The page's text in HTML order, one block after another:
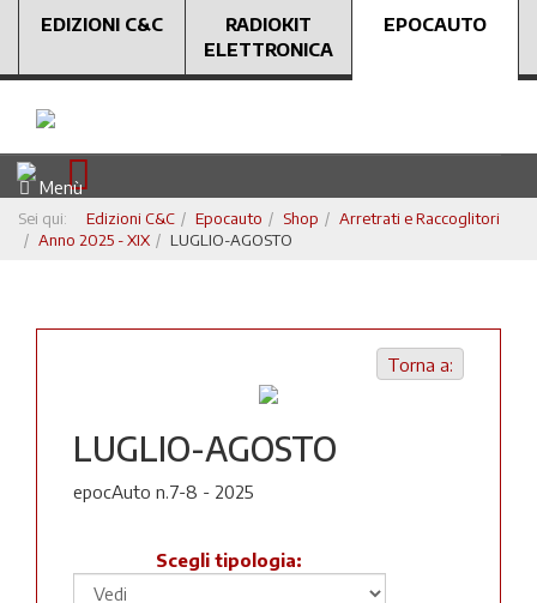
EDIZIONI C&C
RADIOKIT
ELETTRONICA
EPOCAUTO
Menù
Sei qui: Edizioni C&C Epocauto Shop
Arretrati e Raccoglitori
Anno 2025 - XIX
LUGLIO-AGOSTO
Torna a:
LUGLIO-AGOSTO
epocAuto n.7-8 - 2025
Scegli tipologia: